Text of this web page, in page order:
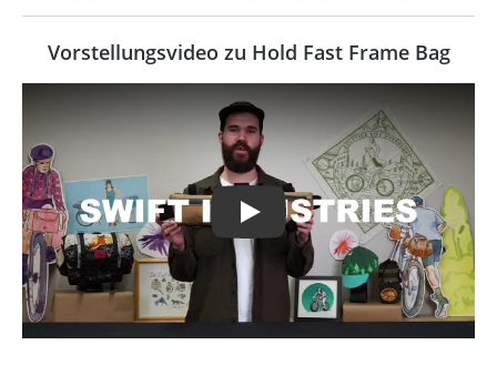
Vorstellungsvideo zu Hold Fast Frame Bag
Play